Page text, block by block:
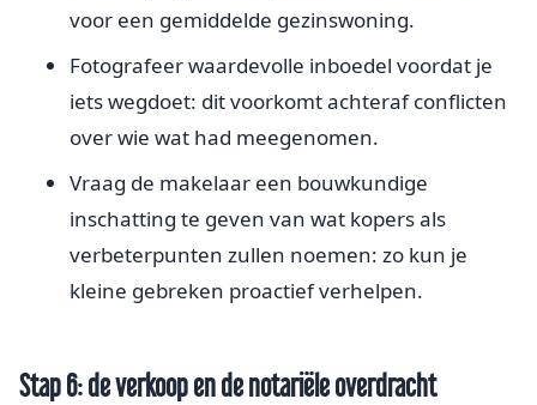
voor een gemiddelde gezinswoning.
Fotografeer waardevolle inboedel voordat je
iets wegdoet: dit voorkomt achteraf conflicten
over wie wat had meegenomen.
Vraag de makelaar een bouwkundige
inschatting te geven van wat kopers als
verbeterpunten zullen noemen: zo kun je
kleine gebreken proactief verhelpen.
Stap 6: de verkoop en de notariële overdracht